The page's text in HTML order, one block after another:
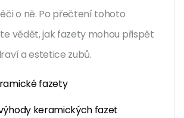
o ně. Po přečtení tohoto
vědět, jak fazety mohou přispět
a estetice zubů.
fazety
keramických fazet